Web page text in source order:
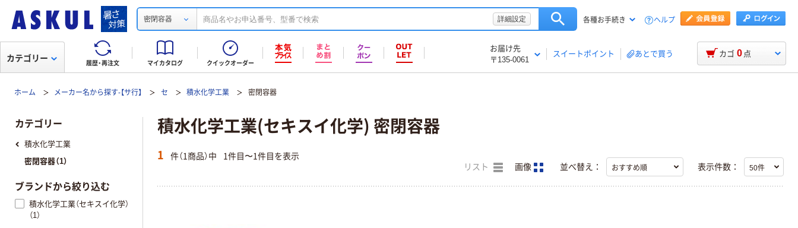
密閉容器 詳細設定 各種お手続き ヘルプ
履歴・再注文 マイカタログ クイックオーダー
お届け先
〒135-0061
スイートポイント あとで買う
カテゴリー カゴ 0 点
ホーム メーカー名から探す-【サ行】 セ 積水化学工業 密閉容器
積水化学工業(セキスイ化学) 密閉容器
1 件（1商品）中 1件目〜1件目を表示
リスト 画像 並べ替え： 表示件数：
カテゴリー
積水化学工業
密閉容器（1）
ブランドから絞り込む
積水化学工業（セキスイ化学）
（1）